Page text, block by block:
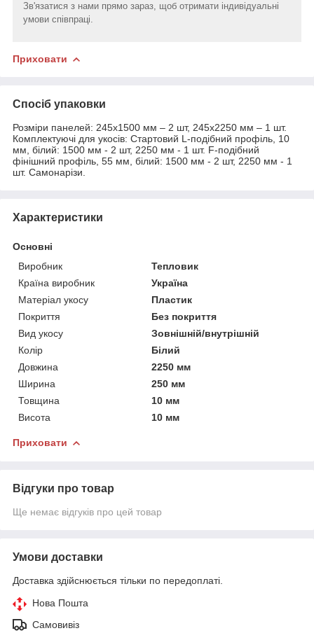
Зв'язатися з нами прямо зараз, щоб отримати індивідуальні
умови співпраці.
Приховати
Спосіб упаковки
Розміри панелей: 245х1500 мм – 2 шт, 245х2250 мм – 1 шт.
Комплектуючі для укосів: Стартовий L-подібний профіль, 10
мм, білий: 1500 мм - 2 шт, 2250 мм - 1 шт. F-подібний
фінішний профіль, 55 мм, білий: 1500 мм - 2 шт, 2250 мм - 1
шт. Самонарізи.
Характеристики
Основні
Виробник
Тепловик
Країна виробник
Україна
Матеріал укосу
Пластик
Покриття
Без покриття
Вид укосу
Зовнішній/внутрішній
Колір
Білий
Довжина
2250 мм
Ширина
250 мм
Товщина
10 мм
Висота
10 мм
Приховати
Відгуки про товар
Ще немає відгуків про цей товар
Умови доставки
Доставка здійснюється тільки по передоплаті.
Нова Пошта
Самовивіз